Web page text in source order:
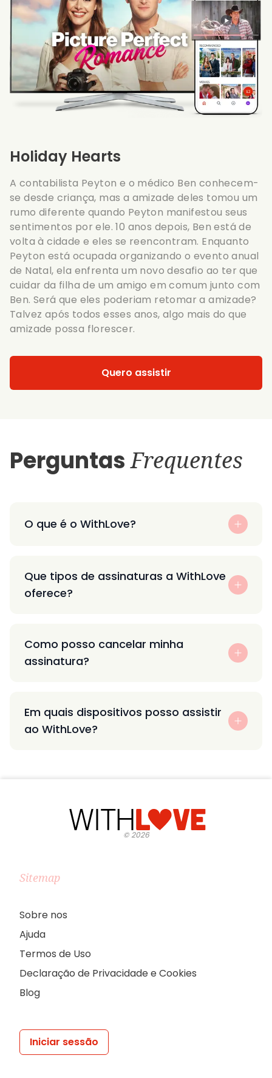
Holiday Hearts
A contabilista Peyton e o médico Ben conhecem-
se desde criança, mas a amizade deles tomou um
rumo diferente quando Peyton manifestou seus
sentimentos por ele. 10 anos depois, Ben está de
volta à cidade e eles se reencontram. Enquanto
Peyton está ocupada organizando o evento anual
de Natal, ela enfrenta um novo desafio ao ter que
cuidar da filha de um amigo em comum junto com
Ben. Será que eles poderiam retomar a amizade?
Talvez após todos esses anos, algo mais do que
amizade possa florescer.
Quero assistir
PerguntasFrequentes
O que é o WithLove?
Que tipos de assinaturas a WithLove
oferece?
Como posso cancelar minha
assinatura?
Em quais dispositivos posso assistir
ao WithLove?
©2026
Sitemap
Sobre nos
Ajuda
Termos de Uso
Declaração de Privacidade e Cookies
Blog
Iniciar sessão